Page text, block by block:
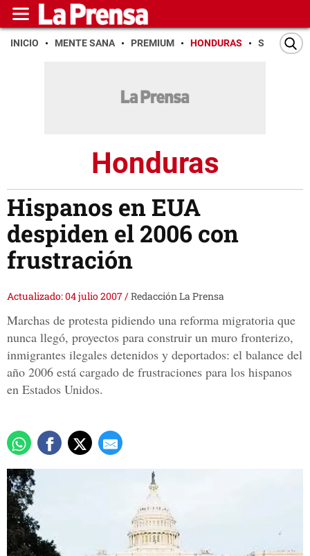
INICIO MENTE SANA PREMIUM HONDURAS SAN PEDRO
Honduras
Hispanos en EUA
despiden el 2006 con
frustración
Actualizado: 04 julio 2007/Redacción La Prensa
Marchas de protesta pidiendo una reforma migratoria que
nunca llegó, proyectos para construir un muro fronterizo,
inmigrantes ilegales detenidos y deportados: el balance del
año 2006 está cargado de frustraciones para los hispanos
en Estados Unidos.